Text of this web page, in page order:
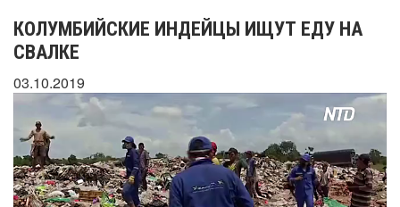
КОЛУМБИЙСКИЕ ИНДЕЙЦЫ ИЩУТ ЕДУ НА
СВАЛКЕ
03.10.2019